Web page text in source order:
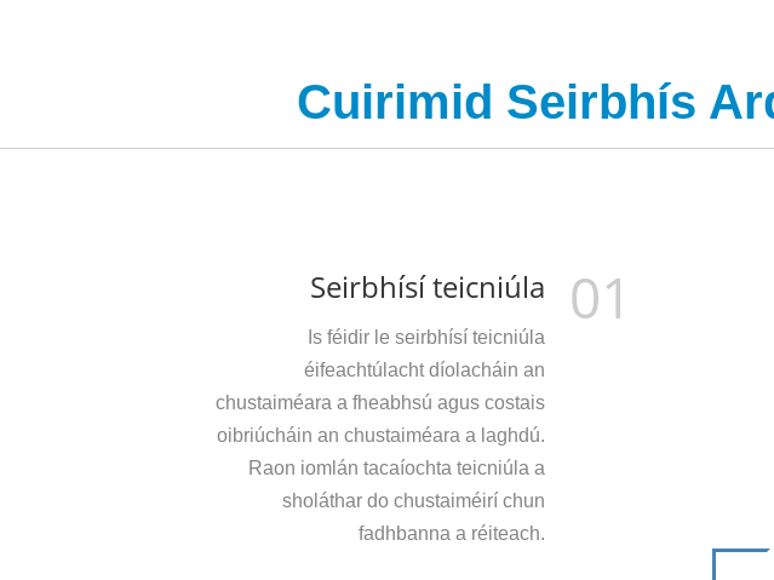
Cuirimid Seirbhís
01
Seirbhísí teicniúla
Is féidir le seirbhísí teicniúla
éifeachtúlacht díolacháin an
chustaiméara a fheabhsú agus costais
oibriúcháin an chustaiméara a laghdú.
Raon iomlán tacaíochta teicniúla a
sholáthar do chustaiméirí chun
fadhbanna a réiteach.